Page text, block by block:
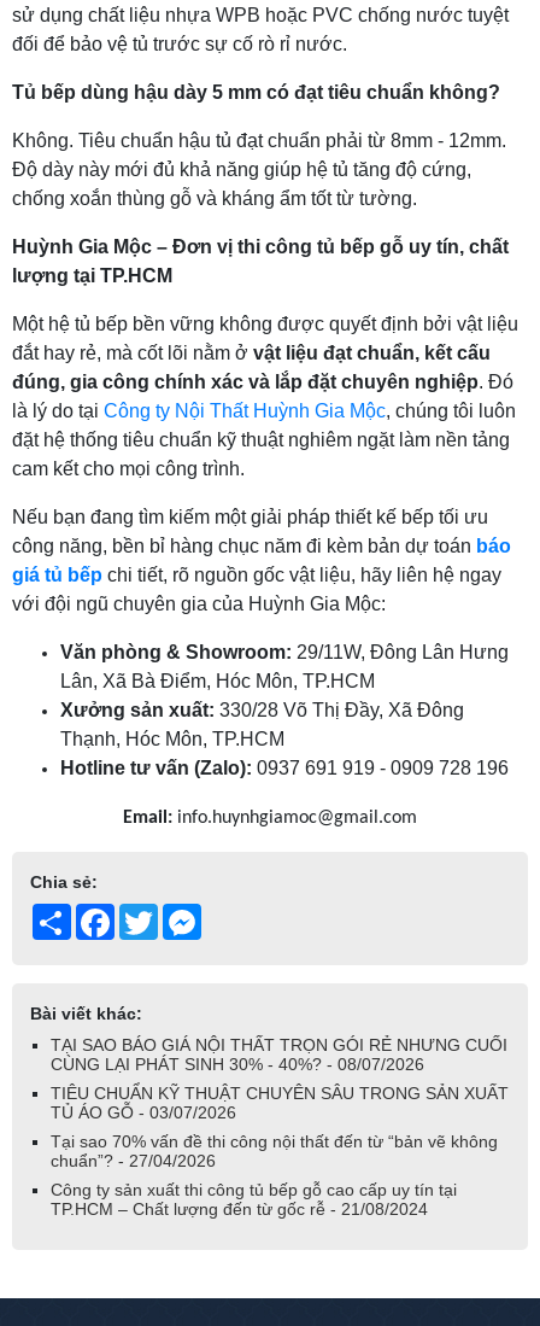
sử dụng chất liệu nhựa WPB hoặc PVC chống nước tuyệt
đối để bảo vệ tủ trước sự cố rò rỉ nước.
Tủ bếp dùng hậu dày 5 mm có đạt tiêu chuẩn không?
Không. Tiêu chuẩn hậu tủ đạt chuẩn phải từ 8mm - 12mm.
Độ dày này mới đủ khả năng giúp hệ tủ tăng độ cứng,
chống xoắn thùng gỗ và kháng ẩm tốt từ tường.
Huỳnh Gia Mộc – Đơn vị thi công tủ bếp gỗ uy tín, chất
lượng tại TP.HCM
Một hệ tủ bếp bền vững không được quyết định bởi vật liệu
đắt hay rẻ, mà cốt lõi nằm ở vật liệu đạt chuẩn, kết cấu
đúng, gia công chính xác và lắp đặt chuyên nghiệp. Đó
là lý do tại Công ty Nội Thất Huỳnh Gia Mộc, chúng tôi luôn
đặt hệ thống tiêu chuẩn kỹ thuật nghiêm ngặt làm nền tảng
cam kết cho mọi công trình.
Nếu bạn đang tìm kiếm một giải pháp thiết kế bếp tối ưu
công năng, bền bỉ hàng chục năm đi kèm bản dự toán báo
giá tủ bếp chi tiết, rõ nguồn gốc vật liệu, hãy liên hệ ngay
với đội ngũ chuyên gia của Huỳnh Gia Mộc:
Văn phòng & Showroom: 29/11W, Đông Lân Hưng
Lân, Xã Bà Điểm, Hóc Môn, TP.HCM
Xưởng sản xuất: 330/28 Võ Thị Đầy, Xã Đông
Thạnh, Hóc Môn, TP.HCM
Hotline tư vấn (Zalo): 0937 691 919 - 0909 728 196
Email: info.huynhgiamoc@gmail.com
Chia sẻ:
Share Facebook
Twitter
Bài viết khác:
TẠI SAO BÁO GIÁ NỘI THẤT TRỌN GÓI RẺ NHƯNG CUỐI
CÙNG LẠI PHÁT SINH 30% - 40%? - 08/07/2026
TIÊU CHUẨN KỸ THUẬT CHUYÊN SÂU TRONG SẢN XUẤT
TỦ ÁO GỖ - 03/07/2026
Tại sao 70% vấn đề thi công nội thất đến từ “bản vẽ không
chuẩn”? - 27/04/2026
Công ty sản xuất thi công tủ bếp gỗ cao cấp uy tín tại
TP.HCM – Chất lượng đến từ gốc rễ - 21/08/2024